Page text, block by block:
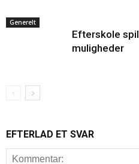
Generelt
Efterskole
muligheder
EFTERLAD ET SVAR